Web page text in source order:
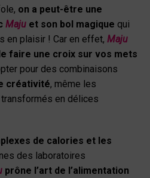
on a peut-être une
Maju et son bol magique qui
en plaisir ! Car en effet, Maju
faire une croix sur vos mets
pour des combinaisons
créativité, même les
en délices
de calories et les
des laboratoires
prône l’art de l’alimentation